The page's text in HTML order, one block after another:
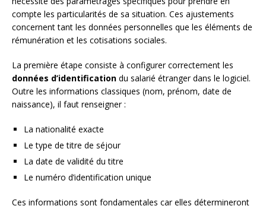
compte les particularités de sa situation. Ces ajustements
concernent tant les données personnelles que les éléments de
rémunération et les cotisations sociales.
La première étape consiste à configurer correctement les
données d’identification du salarié étranger dans le logiciel.
Outre les informations classiques (nom, prénom, date de
naissance), il faut renseigner :
La nationalité exacte
Le type de titre de séjour
La date de validité du titre
Le numéro d’identification unique
Ces informations sont fondamentales car elles détermineront